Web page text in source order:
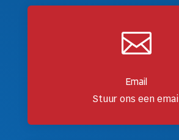

Email
Stuur ons een email